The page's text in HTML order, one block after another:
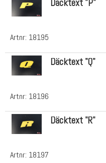
Artnr: 18195
Däcktext "P"
Artnr: 18196
Däcktext "Q"
Artnr: 18197
Däcktext "R"